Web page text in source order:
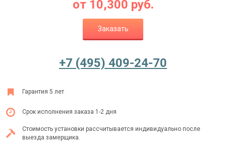
О компании
+7 (495) 409-24-70
от 10,300 руб.
Заказать
+7 (495) 409-24-70
Гарантия 5 лет
Срок исполнения заказа 1-2 дня
Стоимость установки рассчитывается индивидуально после
выезда замерщика.